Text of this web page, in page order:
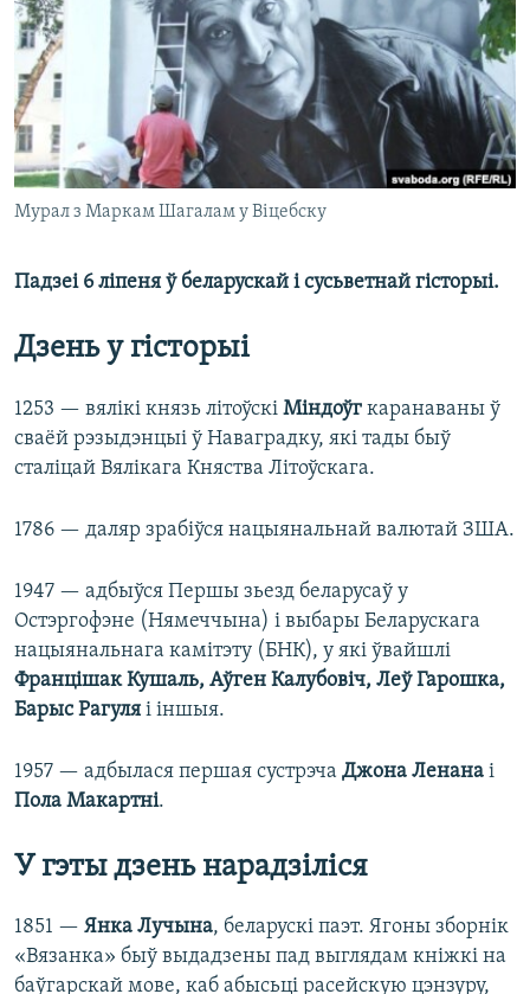
КУЛЬТУРА
КАЛЯНДАР
МОВА
НА ХВАЛЯХ СВАБОДЫ
Мурал з Маркам Шагалам у Віцебску
Падзеі 6 ліпеня ў беларускай і сусьветнай гісторыі.
Дзень у гісторыі
1253 — вялікі князь літоўскі Міндоўг каранаваны ў
сваёй рэзыдэнцыі ў Наваградку, які тады быў
сталіцай Вялікага Княства Літоўскага.
1786 — даляр зрабіўся нацыянальнай валютай ЗША.
1947 — адбыўся Першы зьезд беларусаў у
Остэргофэне (Нямеччына) і выбары Беларускага
нацыянальнага камітэту (БНК), у які ўвайшлі
Францішак Кушаль, Аўген Калубовіч, Леў Гарошка,
Барыс Рагуля і іншыя.
1957 — адбылася першая сустрэча Джона Ленана і
Пола Макартні.
У гэты дзень нарадзіліся
1851 — Янка Лучына, беларускі паэт. Ягоны зборнік
«Вязанка» быў выдадзены пад выглядам кніжкі на
баўгарскай мове, каб абысьці расейскую цэнзуру,